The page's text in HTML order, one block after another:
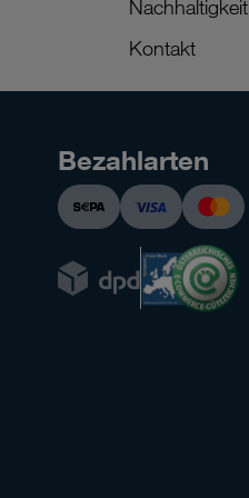
Nachhaltigkeit
Kontakt
Bezahlarten